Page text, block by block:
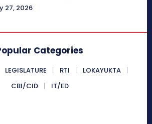
27, 2026
Categories
LEGISLATURE RTI
LOKAYUKTA
CBI/CID
IT/ED